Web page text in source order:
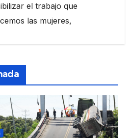
el trabajo que
las mujeres,